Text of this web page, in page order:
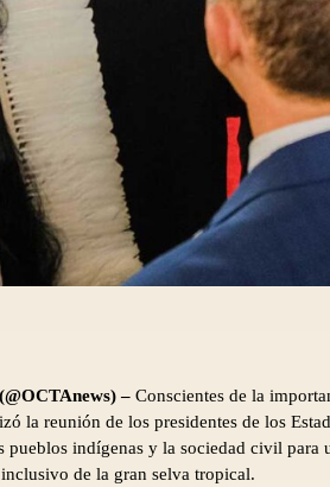
– Conscientes de la
la reunión de los presidentes de los
pueblos indígenas y la sociedad civil
de la gran selva tropical.